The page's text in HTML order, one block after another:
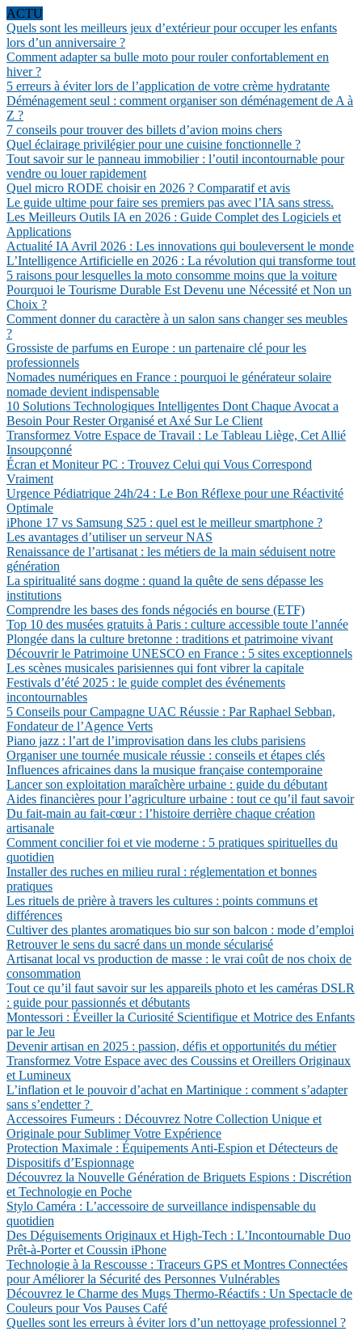
ACTU
Quels sont les meilleurs jeux d’extérieur pour occuper les enfants
lors d’un anniversaire ?
Comment adapter sa bulle moto pour rouler confortablement en
hiver ?
5 erreurs à éviter lors de l’application de votre crème hydratante
Déménagement seul : comment organiser son déménagement de A à
Z ?
7 conseils pour trouver des billets d’avion moins chers
Quel éclairage privilégier pour une cuisine fonctionnelle ?
Tout savoir sur le panneau immobilier : l’outil incontournable pour
vendre ou louer rapidement
Quel micro RODE choisir en 2026 ? Comparatif et avis
Le guide ultime pour faire ses premiers pas avec l’IA sans stress.
Les Meilleurs Outils IA en 2026 : Guide Complet des Logiciels et
Applications
Actualité IA Avril 2026 : Les innovations qui bouleversent le monde
L’Intelligence Artificielle en 2026 : La révolution qui transforme tout
5 raisons pour lesquelles la moto consomme moins que la voiture
Pourquoi le Tourisme Durable Est Devenu une Nécessité et Non un
Choix ?
Comment donner du caractère à un salon sans changer ses meubles
?
Grossiste de parfums en Europe : un partenaire clé pour les
professionnels
Nomades numériques en France : pourquoi le générateur solaire
nomade devient indispensable
10 Solutions Technologiques Intelligentes Dont Chaque Avocat a
Besoin Pour Rester Organisé et Axé Sur Le Client
Transformez Votre Espace de Travail : Le Tableau Liège, Cet Allié
Insoupçonné
Écran et Moniteur PC : Trouvez Celui qui Vous Correspond
Vraiment
Urgence Pédiatrique 24h/24 : Le Bon Réflexe pour une Réactivité
Optimale
iPhone 17 vs Samsung S25 : quel est le meilleur smartphone ?
Les avantages d’utiliser un serveur NAS
Renaissance de l’artisanat : les métiers de la main séduisent notre
génération
La spiritualité sans dogme : quand la quête de sens dépasse les
institutions
Comprendre les bases des fonds négociés en bourse (ETF)
Top 10 des musées gratuits à Paris : culture accessible toute l’année
Plongée dans la culture bretonne : traditions et patrimoine vivant
Découvrir le Patrimoine UNESCO en France : 5 sites exceptionnels
Les scènes musicales parisiennes qui font vibrer la capitale
Festivals d’été 2025 : le guide complet des événements
incontournables
5 Conseils pour Campagne UAC Réussie : Par Raphael Sebban,
Fondateur de l’Agence Verts
Piano jazz : l’art de l’improvisation dans les clubs parisiens
Organiser une tournée musicale réussie : conseils et étapes clés
Influences africaines dans la musique française contemporaine
Lancer son exploitation maraîchère urbaine : guide du débutant
Aides financières pour l’agriculture urbaine : tout ce qu’il faut savoir
Du fait-main au fait-cœur : l’histoire derrière chaque création
artisanale
Comment concilier foi et vie moderne : 5 pratiques spirituelles du
quotidien
Installer des ruches en milieu rural : réglementation et bonnes
pratiques
Les rituels de prière à travers les cultures : points communs et
différences
Cultiver des plantes aromatiques bio sur son balcon : mode d’emploi
Retrouver le sens du sacré dans un monde sécularisé
Artisanat local vs production de masse : le vrai coût de nos choix de
consommation
Tout ce qu’il faut savoir sur les appareils photo et les caméras DSLR
: guide pour passionnés et débutants
Montessori : Éveiller la Curiosité Scientifique et Motrice des Enfants
par le Jeu
Devenir artisan en 2025 : passion, défis et opportunités du métier
Transformez Votre Espace avec des Coussins et Oreillers Originaux
et Lumineux
L’inflation et le pouvoir d’achat en Martinique : comment s’adapter
sans s’endetter ?
Accessoires Fumeurs : Découvrez Notre Collection Unique et
Originale pour Sublimer Votre Expérience
Protection Maximale : Équipements Anti-Espion et Détecteurs de
Dispositifs d’Espionnage
Découvrez la Nouvelle Génération de Briquets Espions : Discrétion
et Technologie en Poche
Stylo Caméra : L’accessoire de surveillance indispensable du
quotidien
Des Déguisements Originaux et High-Tech : L’Incontournable Duo
Prêt-à-Porter et Coussin iPhone
Technologie à la Rescousse : Traceurs GPS et Montres Connectées
pour Améliorer la Sécurité des Personnes Vulnérables
Découvrez le Charme des Mugs Thermo-Réactifs : Un Spectacle de
Couleurs pour Vos Pauses Café
Quelles sont les erreurs à éviter lors d’un nettoyage professionnel ?